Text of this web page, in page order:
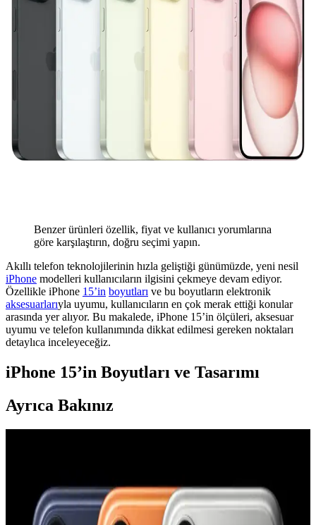
Benzer ürünleri özellik, fiyat ve kullanıcı yorumlarına
göre karşılaştırın, doğru seçimi yapın.
Akıllı telefon teknolojilerinin hızla geliştiği günümüzde, yeni nesil
iPhone modelleri kullanıcıların ilgisini çekmeye devam ediyor.
Özellikle iPhone 15’in boyutları ve bu boyutların elektronik
aksesuarlarıyla uyumu, kullanıcıların en çok merak ettiği konular
arasında yer alıyor. Bu makalede, iPhone 15’in ölçüleri, aksesuar
uyumu ve telefon kullanımında dikkat edilmesi gereken noktaları
detaylıca inceleyeceğiz.
iPhone 15’in Boyutları ve Tasarımı
Ayrıca Bakınız
YoungKit iPhone 14 Pro Max kılıfı, dayanıklı malzeme ve şeffaf
tasarımıyla üstün koruma sağlar, estetik ve fonksiyonelliği bir arada
sunar, çevre dostudur ve manyetik şarj uyumludur.